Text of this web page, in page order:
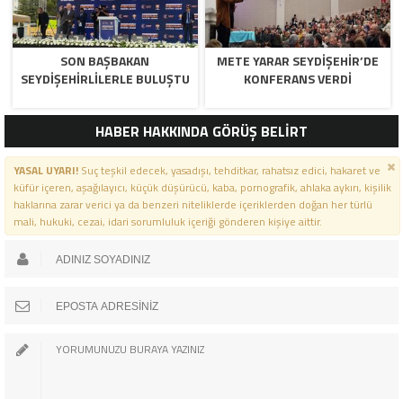
SON BAŞBAKAN
SEYDIŞEHIRLILERLE BULUŞTU
METE YARAR SEYDIŞEHIR’DE
KONFERANS VERDI
HABER HAKKINDA GÖRÜŞ BELİRT
YASAL UYARI!Suç teşkil edecek, yasadışı, tehditkar, rahatsız edici, hakaret ve
küfür içeren, aşağılayıcı, küçük düşürücü, kaba, pornografik, ahlaka aykırı, kişilik
haklarına zarar verici ya da benzeri niteliklerde içeriklerden doğan her türlü
mali, hukuki, cezai, idari sorumluluk içeriği gönderen kişiye aittir.